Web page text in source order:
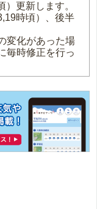
更新します。
時頃）、後半
変化があった場
毎時修正を行っ